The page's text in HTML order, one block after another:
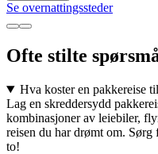
Se overnattingssteder
Ofte stilte
Hva koster en pakkereise
Lag en skreddersydd
kombinasjoner av leiebiler,
reisen du har drømt om. Sørg
to!